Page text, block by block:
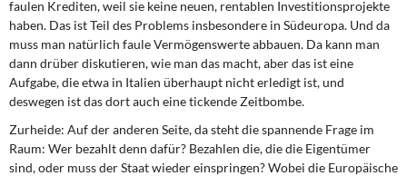
faulen Krediten, weil sie keine neuen, rentablen Investitionsprojekte
haben. Das ist Teil des Problems insbesondere in Südeuropa. Und da
muss man natürlich faule Vermögenswerte abbauen. Da kann man
dann drüber diskutieren, wie man das macht, aber das ist eine
Aufgabe, die etwa in Italien überhaupt nicht erledigt ist, und
deswegen ist das dort auch eine tickende Zeitbombe.
Zurheide: Auf der anderen Seite, da steht die spannende Frage im
Raum: Wer bezahlt denn dafür? Bezahlen die, die die Eigentümer
sind, oder muss der Staat wieder einspringen? Wobei die Europäische